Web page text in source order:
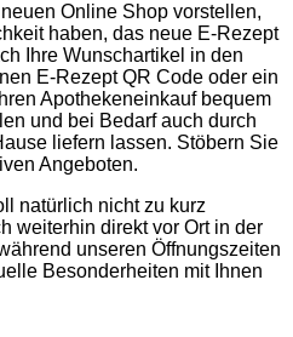
Online Shop vorstellen,
haben, das neue E-Rezept
Ihre Wunschartikel in den
E-Rezept QR Code oder ein
Apothekeneinkauf bequem
und bei Bedarf auch durch
liefern lassen. Stöbern Sie
Angeboten.
natürlich nicht zu kurz
weiterhin direkt vor Ort in der
unseren Öffnungszeiten
Besonderheiten mit Ihnen